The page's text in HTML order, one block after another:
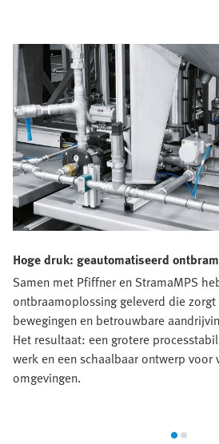
Hoge druk: geautomatiseerd
Samen met Pfiffner en StramaMPS
ontbraamoplossing geleverd die
bewegingen en betrouwbare
Het resultaat: een grotere
werk en een schaalbaar ontwerp voor
omgevingen.